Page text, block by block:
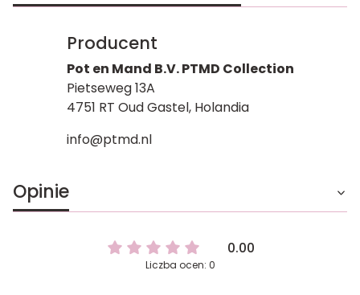
Producent
Pot en Mand B.V. PTMD Collection
Pietseweg 13A
4751 RT Oud Gastel, Holandia
info@ptmd.nl
Opinie
0.00
Liczba ocen: 0